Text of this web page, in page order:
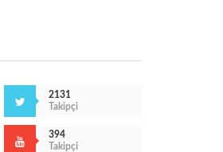
2131
Takipçi
394
Takipçi